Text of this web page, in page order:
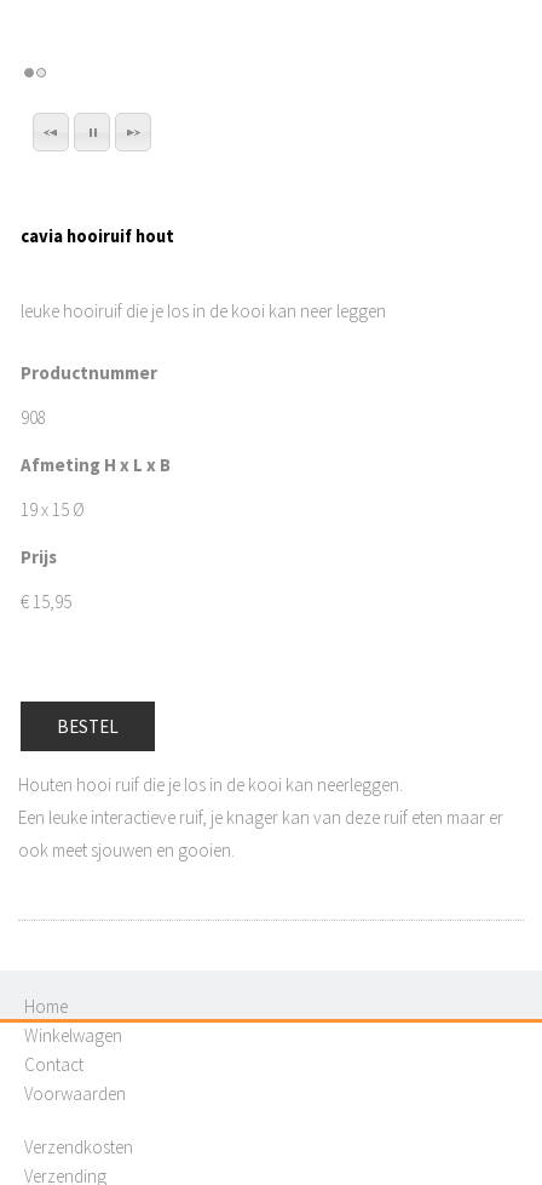
cavia hooiruif hout
leuke hooiruif die je los in de kooi kan neer leggen
Productnummer
908
Afmeting H x L x B
19 x 15 Ø
Prijs
€ 15,95
BESTEL
Houten hooi ruif die je los in de kooi kan neerleggen.
Een leuke interactieve ruif, je knager kan van deze ruif eten maar er
ook meet sjouwen en gooien.
Home
Winkelwagen
Contact
Voorwaarden
Verzendkosten
Verzending